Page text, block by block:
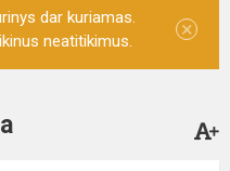
dar kuriamas.
neatitikimus.
×